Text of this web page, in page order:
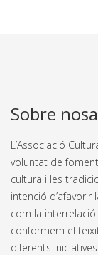
Sobre
L’Associació
voluntat de
cultura i les
intenció
com la
conformem el
diferents